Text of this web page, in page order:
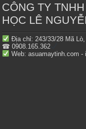
CÔNG TY
HỌC LÊ
Địa chỉ: 243/33/28 Mã
☎ 0908.165.362
Web: asuamaytinh.com -